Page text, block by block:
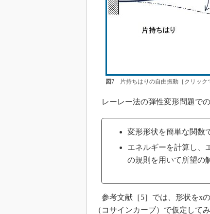
図7片持ちはりの自由振動［クリック
レーレー法の弾性変形問題での
変形形状を簡単な関数
エネルギーを計算し、
の規則を用いて所望の
参考文献［5］では、形状をx
（コサインカーブ）で仮定して